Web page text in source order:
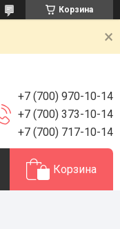
Корзина
+7 (700) 970-10-14
+7 (700) 373-10-14
+7 (700) 717-10-14
Корзина